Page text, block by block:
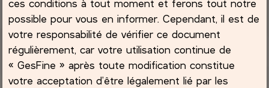
ces conditions à tout moment et ferons tout notre
possible pour vous en informer. Cependant, il est de
votre responsabilité de vérifier ce document
régulièrement, car votre utilisation continue de
« GesFine » après toute modification constitue
votre acceptation d’être légalement lié par les